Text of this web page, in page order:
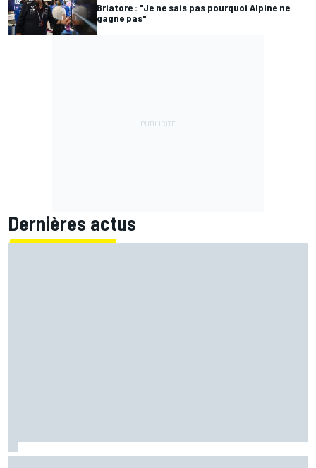
Briatore : "Je ne sais pas pourquoi Alpine ne
gagne pas"
Dernières actus